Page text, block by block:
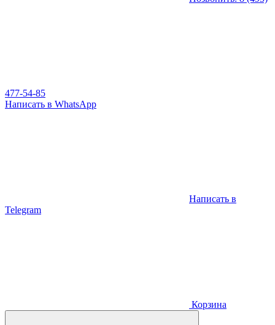
477-54-85
Написать в WhatsApp
Написать в
Telegram
Корзина